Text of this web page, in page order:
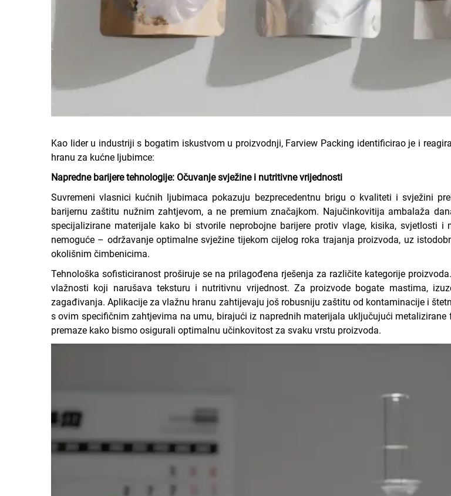
Kao lider u industriji s bogatim iskustvom u proizvodnji, Farview Packing identificirao je i
hranu za kućne ljubimce:
Napredne barijere tehnologije: Očuvanje svježine i nutritivne vrijednosti
Suvremeni vlasnici kućnih ljubimaca pokazuju bezprecedentnu brigu o kvaliteti i svježini
barijernu zaštitu nužnim zahtjevom, a ne premium značajkom. Najučinkovitija ambalaža
specijalizirane materijale kako bi stvorile neprobojne barijere protiv vlage, kisika,
nemoguće – održavanje optimalne svježine tijekom cijelog roka trajanja proizvoda, uz
okolišnim čimbenicima.
Tehnološka sofisticiranost proširuje se na prilagođena rješenja za različite kategorije
vlažnosti koji narušava teksturu i nutritivnu vrijednost. Za proizvode bogate mastima,
zagađivanja. Aplikacije za vlažnu hranu zahtijevaju još robusniju zaštitu od kontaminacije i
s ovim specifičnim zahtjevima na umu, birajući iz naprednih materijala uključujući
premaze kako bismo osigurali optimalnu učinkovitost za svaku vrstu proizvoda.